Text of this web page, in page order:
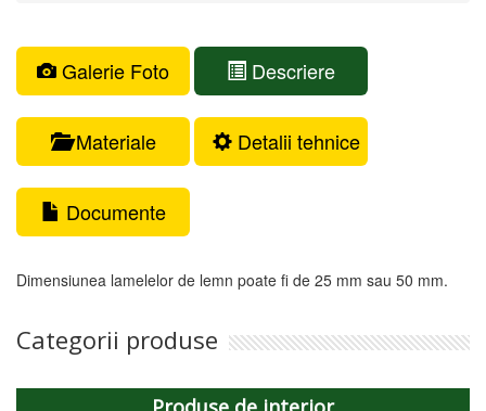
Galerie Foto Descriere
Materiale Detalii tehnice
Documente
Dimensiunea lamelelor de lemn poate fi de 25 mm sau 50 mm.
Categorii produse